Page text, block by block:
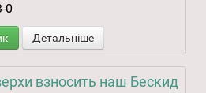
0
Детальніше
взносить наш Бескид